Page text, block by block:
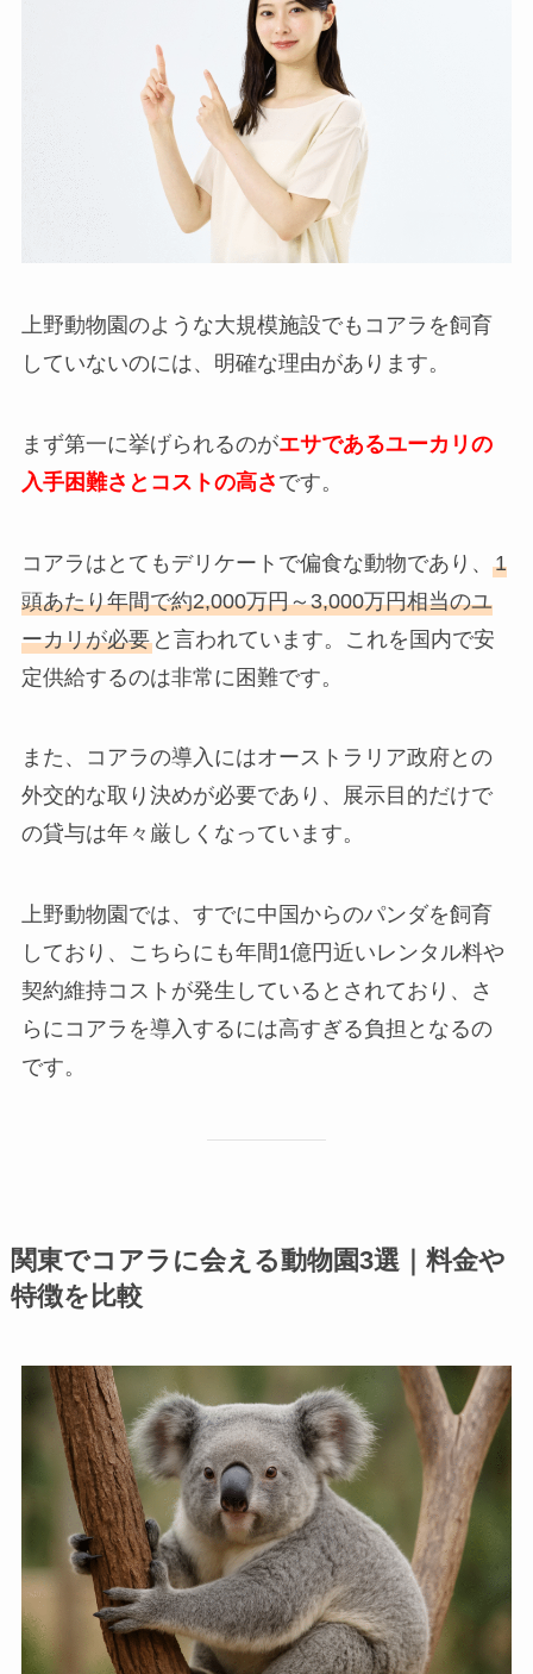
上野動物園のような大規模施設でもコアラを飼育
していないのには、明確な理由があります。
まず第一に挙げられるのがエサであるユーカリの
入手困難さとコストの高さ です。
コアラはとてもデリケートで偏食な動物であり、 1
頭あたり年間で約2,000万円～3,000万円相当のユ
ーカリが必要と言われています。これを国内で安
定供給するのは非常に困難です。
また、コアラの導入にはオーストラリア政府との
外交的な取り決めが必要であり、展示目的だけで
の貸与は年々厳しくなっています。
上野動物園では、すでに中国からのパンダを飼育
しており、こちらにも年間1億円近いレンタル料や
契約維持コストが発生しているとされており、さ
らにコアラを導入するには高すぎる負担となるの
です。
関東でコアラに会える動物園3選｜料金や
特徴を比較